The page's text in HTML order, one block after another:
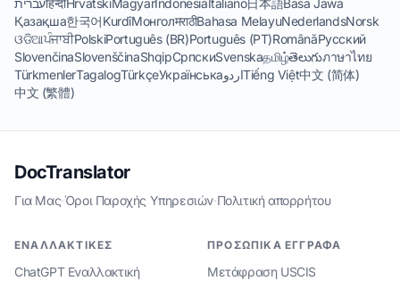
עבריתहिन्दीHrvatskiMagyarIndonesiaItaliano日本語Basa Jawa
Қазақша한국어KurdîМонголमराठीBahasa MelayuNederlandsNorsk
ଓଡିଆਪੰਜਾਬੀPolskiPortuguês (BR)Português (PT)RomânăРусский
SlovenčinaSlovenščinaShqipСрпскиSvenskaதமிழ்తెలుగుภาษาไทย
TürkmenlerTagalogTürkçeУкраїнськаاردوTiếng Việt中文 (简体)
中文 (繁體)
DocTranslator
Για Μας·Όροι Παροχής Υπηρεσιών·Πολιτική απορρήτου
ΕΝΑΛΛΑΚΤΙΚΈΣ
ChatGPT Εναλλακτική
ΠΡΟΣΩΠΙΚΆ ΈΓΓΡΑΦΑ
Μετάφραση USCIS